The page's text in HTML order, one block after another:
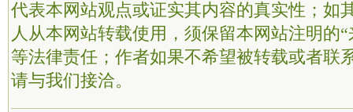
代表本网站观点或证实其内容的真实性；如
人从本网站转载使用，须保留本网站注明的
等法律责任；作者如果不希望被转载或者联
请与我们接洽。